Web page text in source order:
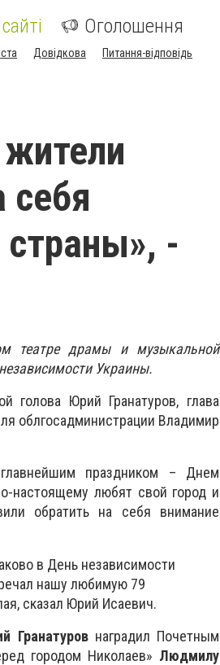
Оголошення
Довідкова Питання-відповідь
себя
-
театре драмы и музыкальной
Украины.
голова Юрий Гранатуров, глава
облгосадминистрации Владимир
праздником – Днем
настоящему любят свой город и
обратить на себя внимание
в День независимости
нашу любимую 79
сказал Юрий Исаевич.
Гранатуровнаградил Почетным
городом Николаев» Людмилу